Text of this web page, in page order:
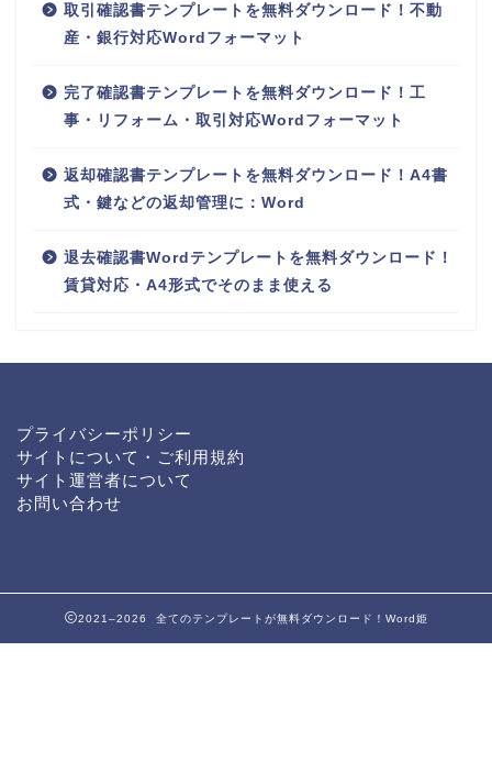
取引確認書テンプレートを無料ダウンロード！不動
産・銀行対応Wordフォーマット
完了確認書テンプレートを無料ダウンロード！工
事・リフォーム・取引対応Wordフォーマット
返却確認書テンプレートを無料ダウンロード！A4書
式・鍵などの返却管理に：Word
退去確認書Wordテンプレートを無料ダウンロード！
賃貸対応・A4形式でそのまま使える
プライバシーポリシー
サイトについて・ご利用規約
サイト運営者について
お問い合わせ
2021–2026 全てのテンプレートが無料ダウンロード！Word姫